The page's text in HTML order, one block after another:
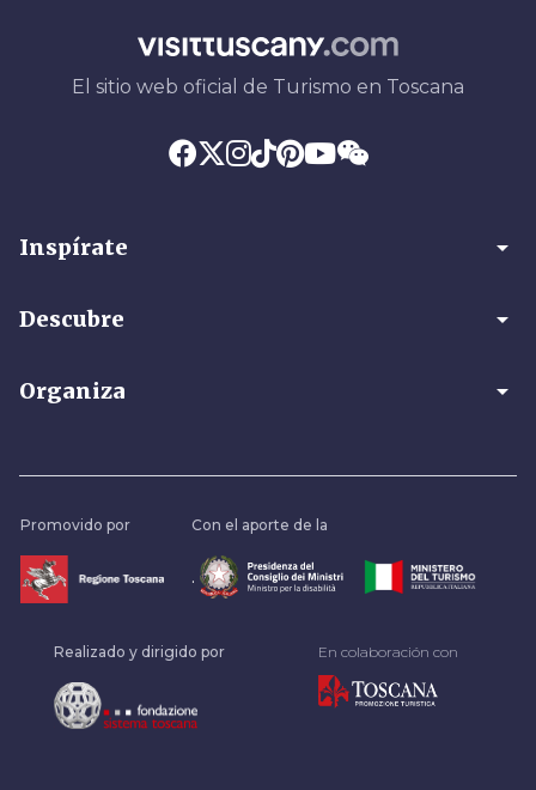
El sitio web oficial de Turismo en Toscana
Inspírate arrow_drop_down
Descubre arrow_drop_down
Organiza arrow_drop_down
Promovido por Con el aporte de la
.
Realizado y dirigido por En colaboración con